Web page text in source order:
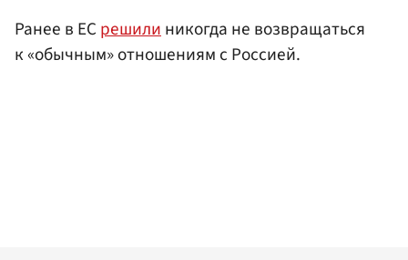
Ранее в ЕСрешилиникогда не возвращаться
к «обычным» отношениям с Россией.